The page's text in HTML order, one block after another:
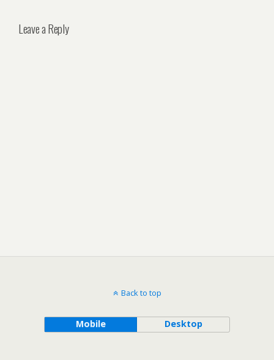
Leave a Reply
Back to top
Mobile Desktop